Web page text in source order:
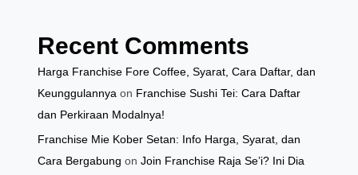
Recent Comments
Harga Franchise Fore Coffee, Syarat, Cara Daftar, dan
Keunggulannya on Franchise Sushi Tei: Cara Daftar
dan Perkiraan Modalnya!
Franchise Mie Kober Setan: Info Harga, Syarat, dan
Cara Bergabung onJoin Franchise Raja Se’i? Ini Dia